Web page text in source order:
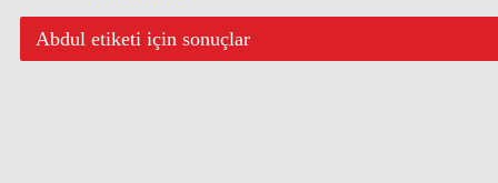
Abdul etiketi için sonuçlar